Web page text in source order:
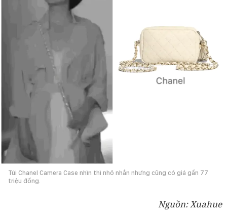
Túi Chanel Camera Case nhìn thì nhỏ nhắn nhưng cũng có giá gần 77
triệu đồng.
Nguồn: Xuahue